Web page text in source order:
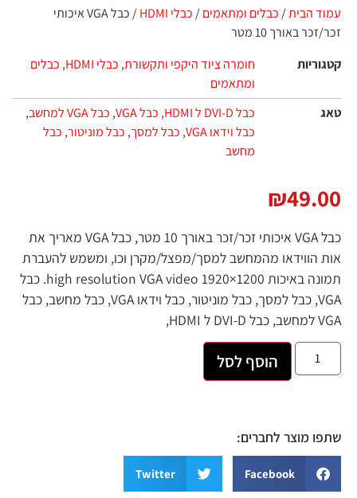
עמוד הבית/כבלים ומתאמים/כבלי HDMI
/ כבל VGA איכותי
זכר/זכר באורך 10 מטר
קטגוריות
חומרה ציוד היקפי ותקשורת, כבלי HDMI , כבלים
ומתאמים
טאג
כבל DVI-D ל HDMI , כבל VGA , כבל VGA למחשב
,
כבל וידאו VGA
, כבל למסך, כבל מוניטור, כבל
מחשב
₪49.00
כבל VGA איכותי זכר/זכר באורך 10 מטר, כבל VGA מאריך את
אות הווידאו מהמחשב למסך/מפצל/מקרן וכו, ומשמש להעברת
תמונה באיכות high resolution VGA video 1920×1200. כבל
VGA, כבל למסך, כבל מוניטור, כבל וידאו VGA, כבל מחשב, כבל
VGA למחשב, כבל DVI-D ל HDMI,
הוסף לסל
שתפו מוצר לחברים:
Facebook
Twitter